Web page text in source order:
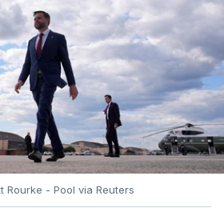
Rourke - Pool via Reuters